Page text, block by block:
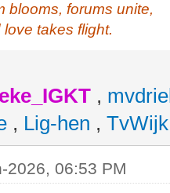
blooms, forums unite,
love takes flight.
,
, Lig-hen , TvWijk
2026, 06:53 PM